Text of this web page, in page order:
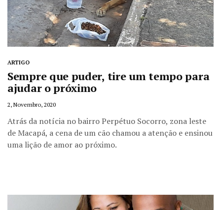
ARTIGO
Sempre que puder, tire um tempo para
ajudar o próximo
2, Novembro, 2020
Atrás da notícia no bairro Perpétuo Socorro, zona leste
de Macapá, a cena de um cão chamou a atenção e ensinou
uma lição de amor ao próximo.